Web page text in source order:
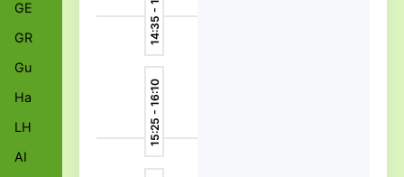
GE
GR
Gu
Ha
LH
AI
15:25 - 16:10